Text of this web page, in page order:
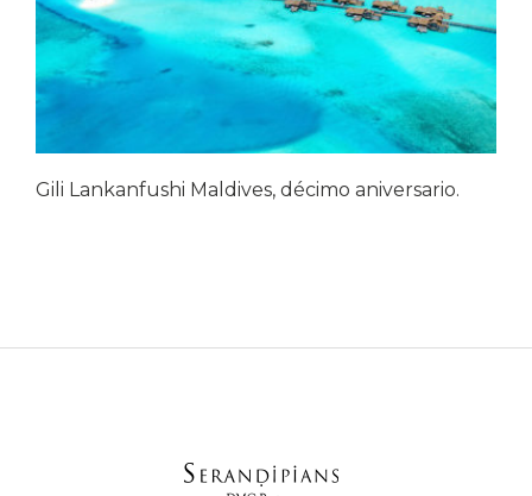
Gili Lankanfushi Maldives, décimo aniversario.